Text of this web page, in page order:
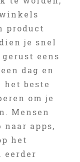
product
je snel
eens
dag en
beste
om je
Mensen
apps,
het
eerder